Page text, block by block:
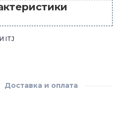
ITJ
Доставка и оплата